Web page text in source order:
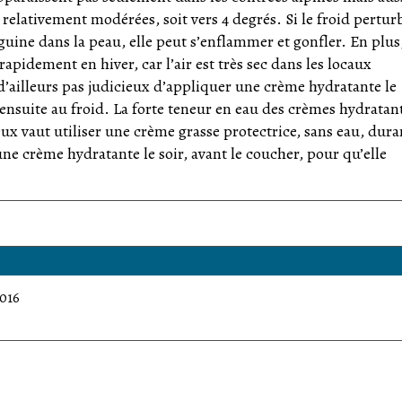
modérées, soit vers 4 degrés. Si le froid
dans la peau, elle peut s’enflammer et gonfler. En
en hiver, car l’air est très sec dans les locaux
pas judicieux d’appliquer une crème hydratante le
au froid. La forte teneur en eau des crèmes
vaut utiliser une crème grasse protectrice, sans eau,
crème hydratante le soir, avant le coucher, pour qu’elle